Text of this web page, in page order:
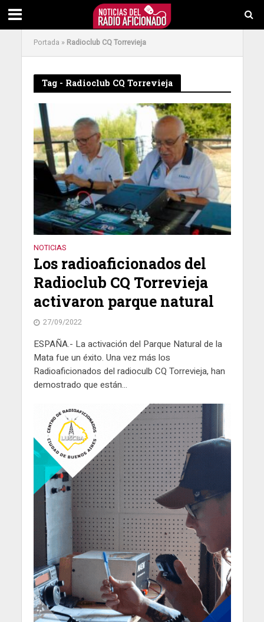
Portada » Radioclub CQ Torrevieja
Tag - Radioclub CQ Torrevieja
NOTICIAS
Los radioaficionados del
Radioclub CQ Torrevieja
activaron parque natural
27/09/2022
ESPAÑA.- La activación del Parque Natural de la
Mata fue un éxito. Una vez más los
Radioaficionados del radioculb CQ Torrevieja, han
demostrado que están...